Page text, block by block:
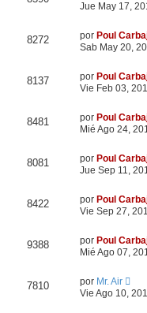
Jue May 17,
8272 por Poul
Sab May 20,
8137 por Poul
Vie Feb 03,
8481 por Poul
Mié Ago 24,
8081 por Poul
Jue Sep 11,
8422 por Poul
Vie Sep 27,
9388 por Poul
Mié Ago 07,
7810 por Mr. Air
Vie Ago 10,